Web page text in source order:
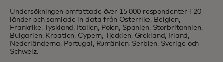
Undersökningen omfattade över 15 000 respondenter i 20
länder och samlade in data från Österrike, Belgien,
Frankrike, Tyskland, Italien, Polen, Spanien, Storbritannien,
Bulgarien, Kroatien, Cypern, Tjeckien, Grekland, Irland,
Nederländerna, Portugal, Rumänien, Serbien, Sverige och
Schweiz.